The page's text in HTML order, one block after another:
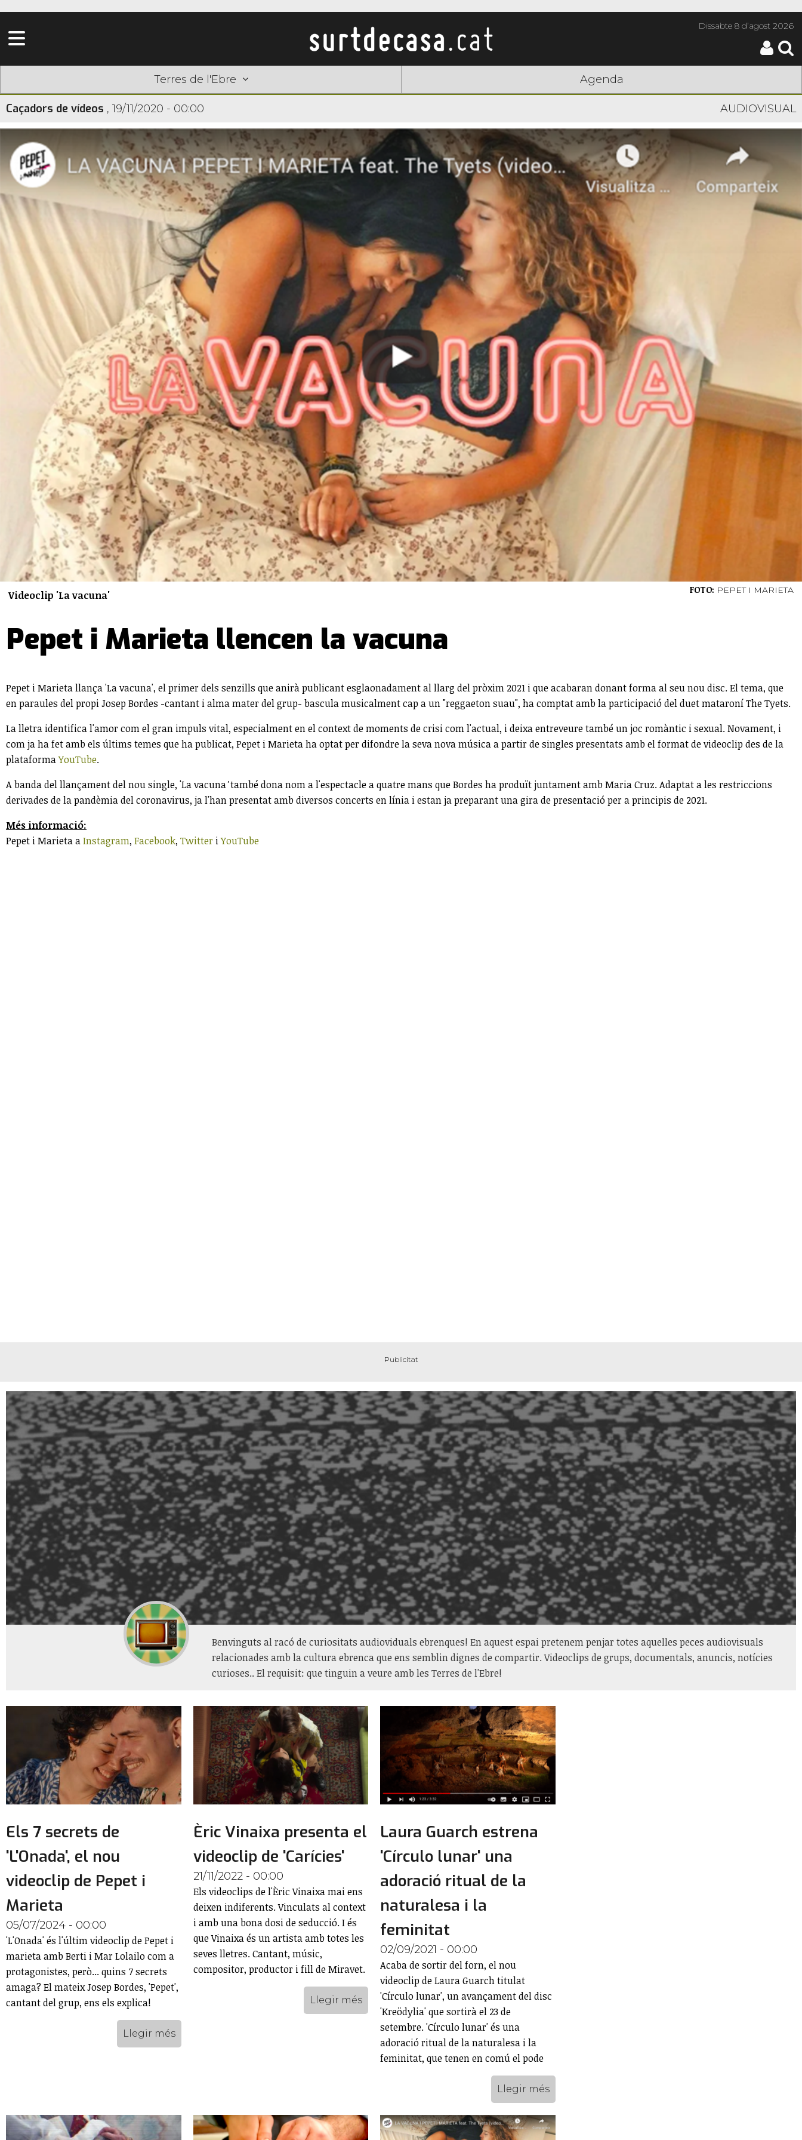
Dissabte8 d’agost 2026
Terres de l'Ebre Agenda
Caçadors de vídeos , 19/11/2020 - 00:00 AUDIOVISUAL
Videoclip 'La vacuna' FOTO: PEPET I MARIETA
Pepet i Marieta llencen la vacuna
Pepet i Marieta llança 'La vacuna', el primer dels senzills que anirà publicant esglaonadament al llarg del pròxim 2021 i que acabaran donant forma al seu nou disc. El tema, que
en paraules del propi Josep Bordes -cantant i alma mater del grup- bascula musicalment cap a un "reggaeton suau", ha comptat amb la participació del duet mataroní The Tyets.
La lletra identifica l'amor com el gran impuls vital, especialment en el context de moments de crisi com l'actual, i deixa entreveure també un joc romàntic i sexual. Novament, i
com ja ha fet amb els últims temes que ha publicat, Pepet i Marieta ha optat per difondre la seva nova música a partir de singles presentats amb el format de videoclip des de la
plataformaYouTube.
A banda del llançament del nou single, 'La vacuna'també dona nom a l'espectacle a quatre mans que Bordes ha produït juntament amb Maria Cruz. Adaptat a les restriccions
derivades de la pandèmia del coronavirus, ja l'han presentat amb diversos concerts en línia i estan ja preparant una gira de presentació per a principis de 2021.
Més informació:
Pepet i Marieta aInstagram, Facebook, Twitter iYouTube
Benvinguts al racó de curiositats audioviduals ebrenques! En aquest espai pretenem penjar totes aquelles peces audiovisuals
relacionades amb la cultura ebrenca que ens semblin dignes de compartir. Videoclips de grups, documentals, anuncis, notícies
curioses.. El requisit: que tinguin a veure amb les Terres de l'Ebre!
Els 7 secrets de
'L'Onada', el nou
videoclip de Pepet i
Marieta
05/07/2024 - 00:00
'L'Onada' és l'últim videoclip de Pepet i
marieta amb Berti i Mar Lolailo com a
protagonistes, però... quins 7 secrets
amaga? El mateix Josep Bordes, 'Pepet',
cantant del grup, ens els explica!
Llegir més
Èric Vinaixa presenta el
videoclip de 'Carícies'
21/11/2022 - 00:00
Els videoclips de l'Èric Vinaixa mai ens
deixen indiferents. Vinculats al context
i amb una bona dosi de seducció. I és
que Vinaixa és un artista amb totes les
seves lletres. Cantant, músic,
compositor, productor i fill de Miravet.
Llegir més
Laura Guarch estrena
'Círculo lunar' una
adoració ritual de la
naturalesa i la
feminitat
02/09/2021 - 00:00
Acaba de sortir del forn, el nou
videoclip de Laura Guarch titulat
'Círculo lunar', un avançament del disc
'Kreödylia' que sortirà el 23 de
setembre. 'Círculo lunar' és una
adoració ritual de la naturalesa i la
feminitat, que tenen en comú el pode
Llegir més